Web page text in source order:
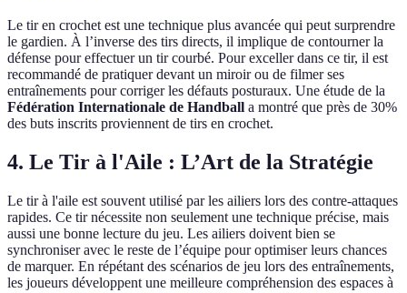
Le tir en crochet est une technique plus avancée qui peut surprendre
le gardien. À l’inverse des tirs directs, il implique de contourner la
défense pour effectuer un tir courbé. Pour exceller dans ce tir, il est
recommandé de pratiquer devant un miroir ou de filmer ses
entraînements pour corriger les défauts posturaux. Une étude de la
Fédération Internationale de Handball a montré que près de 30%
des buts inscrits proviennent de tirs en crochet.
4. Le Tir à l'Aile : L’Art de la Stratégie
Le tir à l'aile est souvent utilisé par les ailiers lors des contre-attaques
rapides. Ce tir nécessite non seulement une technique précise, mais
aussi une bonne lecture du jeu. Les ailiers doivent bien se
synchroniser avec le reste de l’équipe pour optimiser leurs chances
de marquer. En répétant des scénarios de jeu lors des entraînements,
les joueurs développent une meilleure compréhension des espaces à